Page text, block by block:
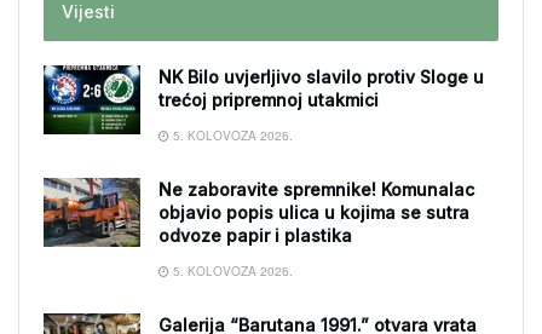
Vijesti
NK Bilo uvjerljivo slavilo protiv Sloge u
trećoj pripremnoj utakmici
5. KOLOVOZA 2026.
Ne zaboravite spremnike! Komunalac
objavio popis ulica u kojima se sutra
odvoze papir i plastika
5. KOLOVOZA 2026.
Galerija “Barutana 1991.” otvara vrata